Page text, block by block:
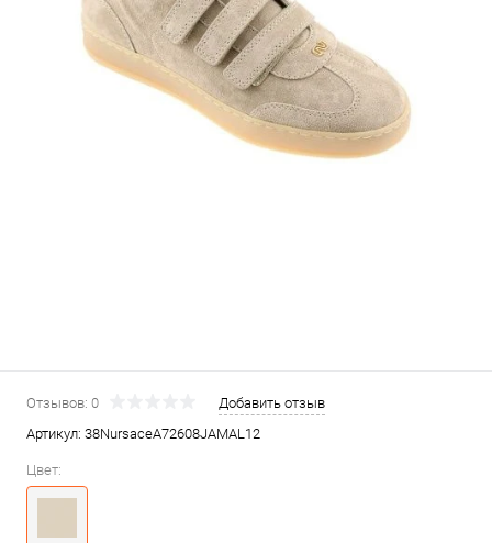
Отзывов: 0
Добавить отзыв
Артикул: 38NursaceA72608JAMAL12
Цвет: